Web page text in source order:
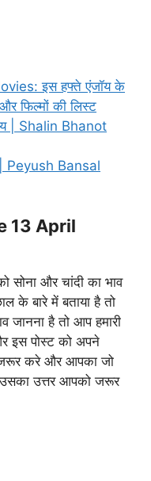
इस हफ्ते एंजॉय के
फिल्मों की लिस्ट
| Shalin Bhanot
| Peyush Bansal
13 April
सोना और चांदी का भाव
के बारे में बताया है तो
जानना है तो आप हमारी
इस पोस्ट को अपने
जरूर करे और आपका जो
उत्तर आपको जरूर